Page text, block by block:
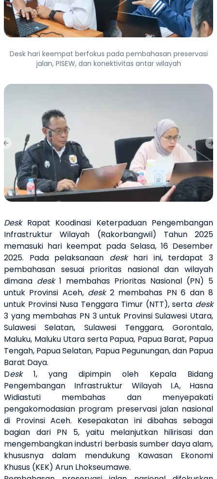
Desk hari keempat berfokus pada pembahasan preservasi
jalan, PISEW, dan konektivitas antar wilayah
Previous slide
Desk Rapat Koodinasi Keterpaduan Pengembangan
Infrastruktur Wilayah (Rakorbangwil) Tahun 2025
memasuki hari keempat pada Selasa, 16 Desember
2025. Pada pelaksanaan deskhari ini, terdapat 3
pembahasan sesuai prioritas nasional dan wilayah
dimana desk 1 membahas Prioritas Nasional (PN) 5
untuk Provinsi Aceh, desk 2 membahas PN 6 dan 8
untuk Provinsi Nusa Tenggara Timur (NTT), serta desk
3 yang membahas PN 3 untuk Provinsi Sulawesi Utara,
Sulawesi Selatan, Sulawesi Tenggara, Gorontalo,
Maluku, Maluku Utara serta Papua, Papua Barat, Papua
Tengah, Papua Selatan, Papua Pegunungan, dan Papua
Barat Daya.
Desk 1, yang dipimpin oleh Kepala Bidang
Pengembangan Infrastruktur Wilayah I.A,Hasna
Widiastuti membahas dan menyepakati
pengakomodasian program preservasi jalan nasional
di Provinsi Aceh. Kesepakatan ini dibahas sebagai
bagian dari PN 5, yaitu melanjutkan hilirisasi dan
mengembangkan industri berbasis sumber daya alam,
khususnya dalam mendukung Kawasan Ekonomi
Khusus (KEK) Arun Lhokseumawe.